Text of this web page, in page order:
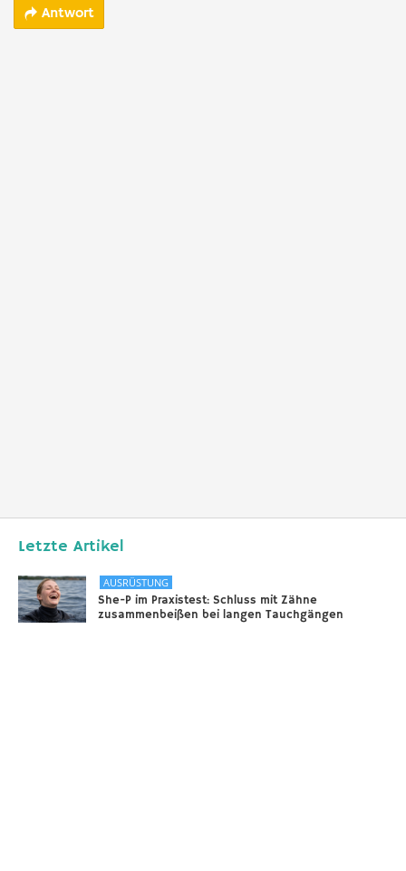
Antwort
Letzte Artikel
AUSRÜSTUNG
She-P im Praxistest: Schluss mit Zähne
zusammenbeißen bei langen Tauchgängen